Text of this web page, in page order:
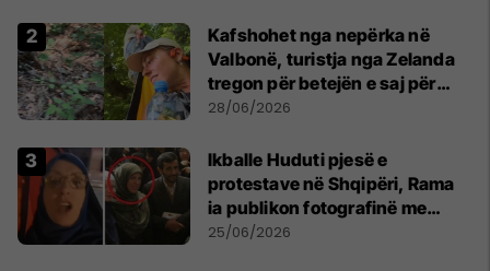
Kafshohet nga nepërka në
Valbonë, turistja nga Zelanda
tregon për betejën e saj për
mbijetesë
28/06/2026
Ikballe Huduti pjesë e
protestave në Shqipëri, Rama
ia publikon fotografinë me
Ahmadinejadin e Iranit
25/06/2026